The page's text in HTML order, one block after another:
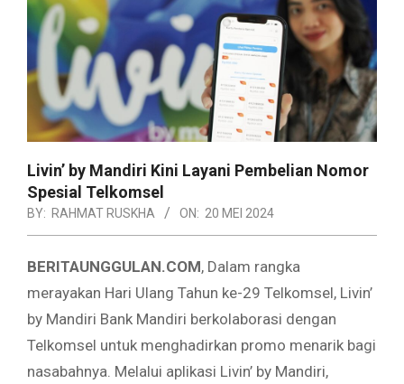
Livin’ by Mandiri Kini Layani Pembelian Nomor
Spesial Telkomsel
BY: RAHMAT RUSKHA ON: 20 MEI 2024
BERITAUNGGULAN.COM, Dalam rangka
merayakan Hari Ulang Tahun ke-29 Telkomsel, Livin’
by Mandiri Bank Mandiri berkolaborasi dengan
Telkomsel untuk menghadirkan promo menarik bagi
nasabahnya. Melalui aplikasi Livin’ by Mandiri,